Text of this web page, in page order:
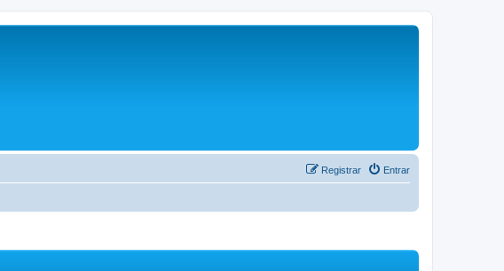
Entrar
Registrar